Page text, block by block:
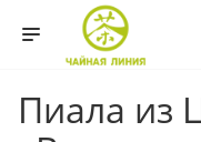
Пиала из